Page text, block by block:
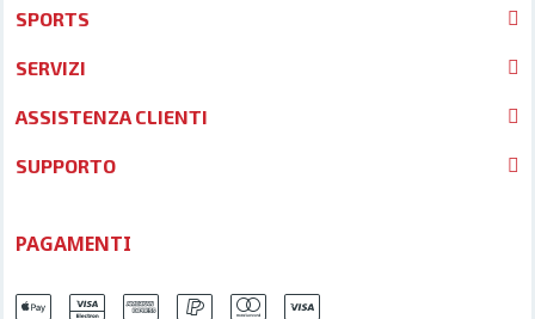
SPORTS
SERVIZI
ASSISTENZA CLIENTI
SUPPORTO
PAGAMENTI